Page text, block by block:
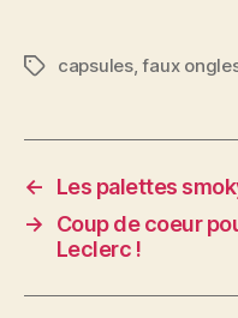
Étiquettes
capsules,faux
←
Les palettes
→
Coup de coeur
Leclerc !